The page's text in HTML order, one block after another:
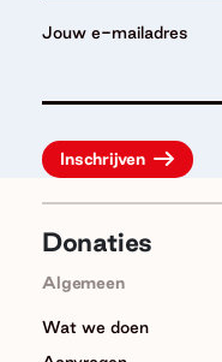
Jouw e-mailadres
Donaties
Algemeen
Wat we doen